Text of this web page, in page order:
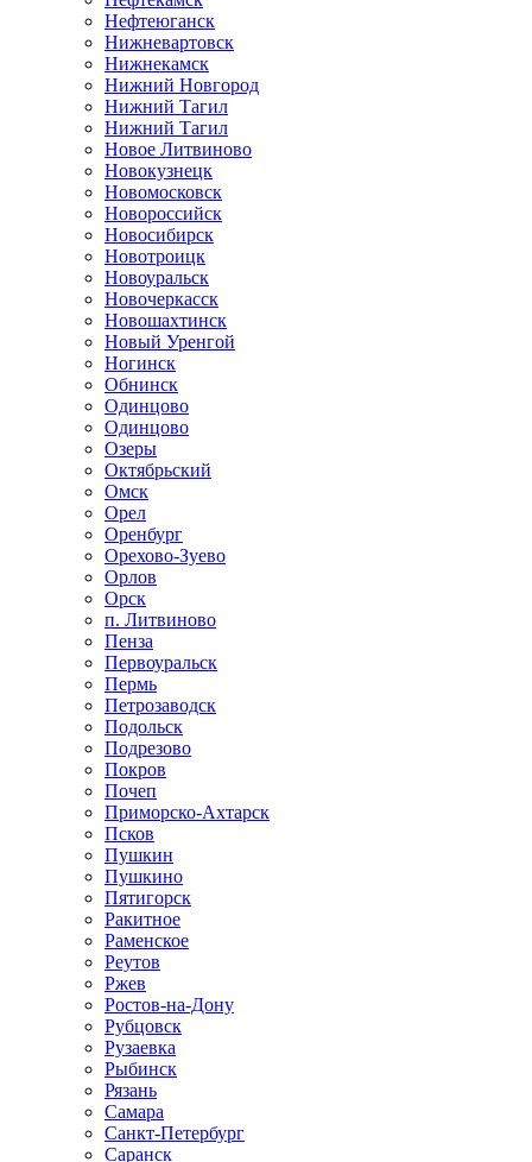
Нефтеюганск
Нижневартовск
Нижнекамск
Нижний Новгород
Нижний Тагил
Нижний Тагил
Новое Литвиново
Новокузнецк
Новомосковск
Новороссийск
Новосибирск
Новотроицк
Новоуральск
Новочеркасск
Новошахтинск
Новый Уренгой
Ногинск
Обнинск
Одинцово
Одинцово
Озеры
Октябрьский
Омск
Орел
Оренбург
Орехово-Зуево
Орлов
Орск
п. Литвиново
Пенза
Первоуральск
Пермь
Петрозаводск
Подольск
Подрезово
Покров
Почеп
Приморско-Ахтарск
Псков
Пушкин
Пушкино
Пятигорск
Ракитное
Раменское
Реутов
Ржев
Ростов-на-Дону
Рубцовск
Рузаевка
Рыбинск
Рязань
Самара
Санкт-Петербург
Саранск